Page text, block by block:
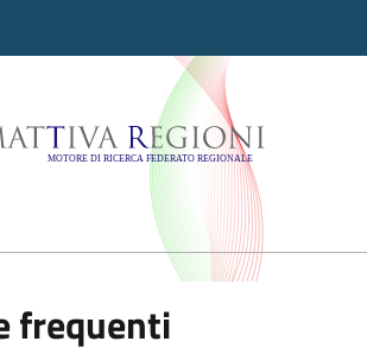
Regioni -
frequenti